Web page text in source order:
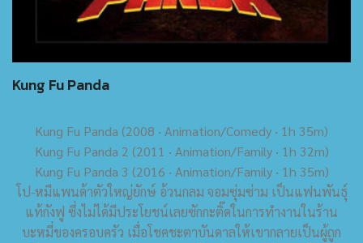
Kung Fu Panda
Kung Fu Panda (2008 ‧ Animation/Comedy ‧ 1h 35m)
Kung Fu Panda 2 (2011 ‧ Animation/Family ‧ 1h 32m)
Kung Fu Panda 3 (2016 ‧ Animation/Family ‧ 1h 35m)
โป-หมีแพนด้าตัวใหญ่ยักษ์ อ้วนกลม จอมซุ่มซ่าม เป็นแฟนพันธุ์
แท้กังฟู ซึ่งไม่ได้มีประโยชน์เลยซักกะติ๊ดในการทำงานในร้าน
บะหมี่ของครอบครัว เมื่อโชคชะตาบันดาลให้เขากลายเป็นผู้ถูก